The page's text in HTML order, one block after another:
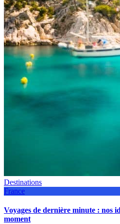
Destinations
France
Voyages de dernière minute : nos
moment